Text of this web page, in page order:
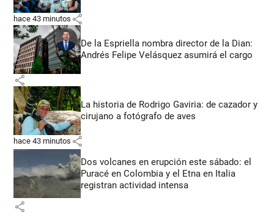
hace 43 minutos share
De la Espriella nombra director de la Dian:
Andrés Felipe Velásquez asumirá el cargo
share
La historia de Rodrigo Gaviria: de cazador y
cirujano a fotógrafo de aves
hace 43 minutos share
Dos volcanes en erupción este sábado: el
Puracé en Colombia y el Etna en Italia
registran actividad intensa
share